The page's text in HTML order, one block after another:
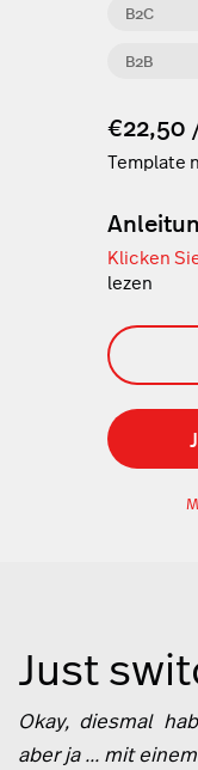
B2C
B2B
€22,50
Template
Klicken
lezen
Just
Okay, diesmal
aber ja ... mit